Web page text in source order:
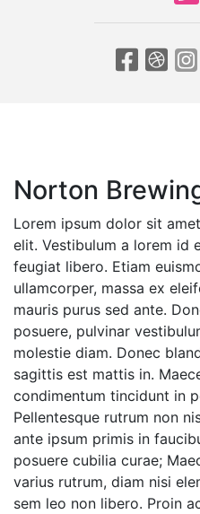
Norton
Lorem ipsum dolor sit
elit. Vestibulum a lorem id
feugiat libero. Etiam
ullamcorper, massa ex
mauris purus sed ante.
posuere, pulvinar
molestie diam. Donec
sagittis est mattis in.
condimentum tincidunt in
Pellentesque rutrum non
ante ipsum primis in
posuere cubilia curae;
varius rutrum, diam nisi
sem leo non libero. Proin